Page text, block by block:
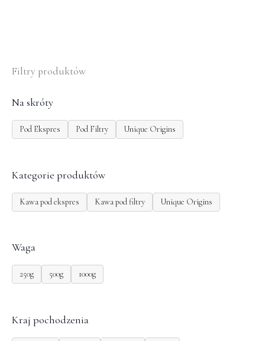
Filtry produktów
Na skróty
Pod Ekspres Pod Filtry Unique Origins
Kategorie produktów
Kawa pod ekspres Kawa pod filtry Unique Origins
Waga
250g 500g 1000g
Kraj pochodzenia